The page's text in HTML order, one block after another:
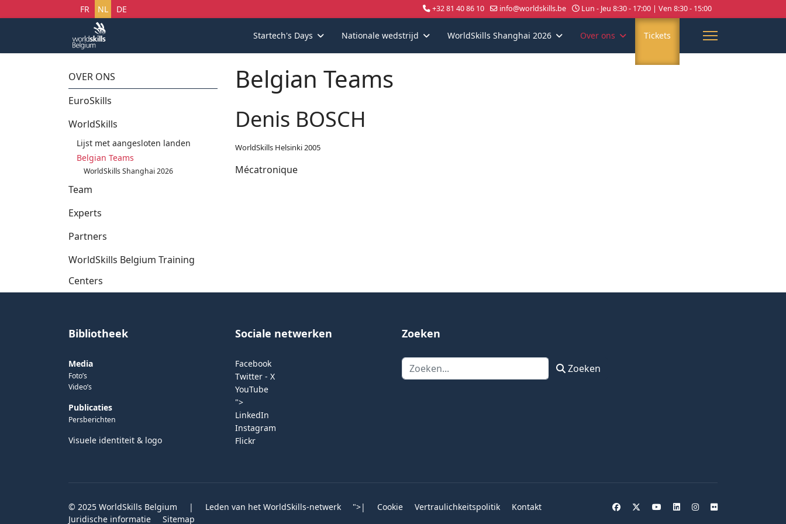
Selecteer uw taal
FR NL DE +32 81 40 86 10 info@worldskills.be Lun - Jeu 8:30 - 17:00 | Ven 8:30 - 15:00
Startech's Days Nationale wedstrijd WorldSkills Shanghai 2026 Over ons Tickets
OVER ONS
EuroSkills
WorldSkills
Lijst met aangesloten landen
Belgian Teams
WorldSkills Shanghai 2026
Team
Experts
Partners
WorldSkills Belgium Training
Centers
Belgian Teams
Denis BOSCH
WorldSkills Helsinki 2005
Mécatronique
Bibliotheek
Media
Foto’s
Video’s
Publicaties
Persberichten
Visuele identiteit & logo
Sociale netwerken
Facebook
Twitter - X
YouTube
">
LinkedIn
Instagram
Flickr
Zoeken
Zoeken Zoeken
© 2025 WorldSkills Belgium | Leden van het WorldSkills-netwerk ">| Cookie Vertraulichkeitspolitik
Kontakt
Juridische informatie
Sitemap